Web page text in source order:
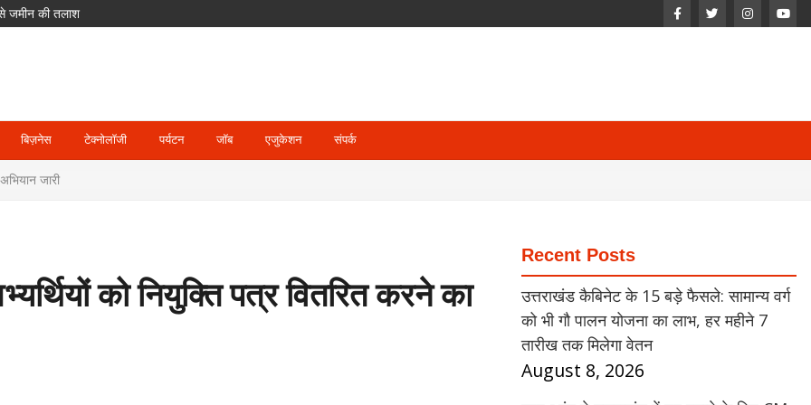
जमीन की तलाश
हुआ तो तीनों के खिलाफ माना जाएगा
POCSO के तहत आरोपी गिरफ्तार
हर महीने 7 तारीख तक मिलेगा वेतन
बिज़नेस टेक्नोलॉजी पर्यटन जॉब एजुकेशन संपर्क
जारी
को नियुक्ति पत्र वितरित करने का
Recent Posts
उत्तराखंड कैबिनेट के 15 बड़े फैसले: सामान्य वर्ग
को भी गौ पालन योजना का लाभ, हर महीने 7
तारीख तक मिलेगा वेतन
August 8, 2026